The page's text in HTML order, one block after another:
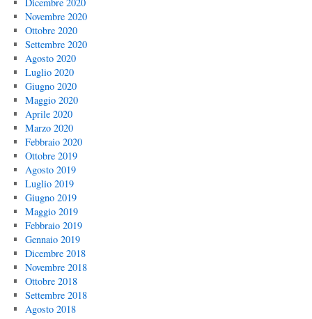
Novembre 2020
Ottobre 2020
Settembre 2020
Agosto 2020
Luglio 2020
Giugno 2020
Maggio 2020
Aprile 2020
Marzo 2020
Febbraio 2020
Ottobre 2019
Agosto 2019
Luglio 2019
Giugno 2019
Maggio 2019
Febbraio 2019
Gennaio 2019
Dicembre 2018
Novembre 2018
Ottobre 2018
Settembre 2018
Agosto 2018